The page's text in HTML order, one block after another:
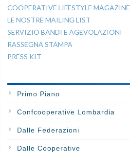
COOPERATIVE LIFESTYLE MAGAZINE
LE NOSTRE MAILING LIST
SERVIZIO BANDI E AGEVOLAZIONI
RASSEGNA STAMPA
PRESS KIT
Primo Piano
Confcooperative Lombardia
Dalle Federazioni
Dalle Cooperative